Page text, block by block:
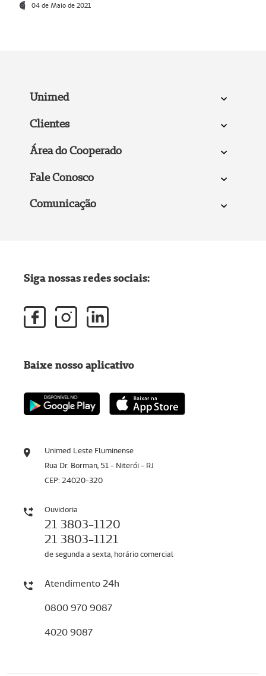
04 de Maio de 2021
Unimed
Clientes
Área do Cooperado
Fale Conosco
Comunicação
Unimed Leste Fluminense
Rua Dr. Borman, 51 - Niterói - RJ
CEP: 24020-320
Ouvidoria
21 3803-1120
21 3803-1121
de segunda a sexta, horário comercial
Atendimento 24h
0800 970 9087
4020 9087
Siga nossas redes sociais:
Baixe nosso aplicativo